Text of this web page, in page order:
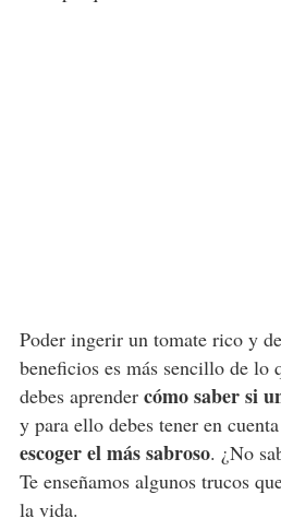
Poder ingerir un tomate rico y
beneficios es más sencillo de lo
debes aprendercómo saber si
y para ello debes tener en
escoger el más sabroso. ¿No
Te enseñamos algunos trucos
la vida.